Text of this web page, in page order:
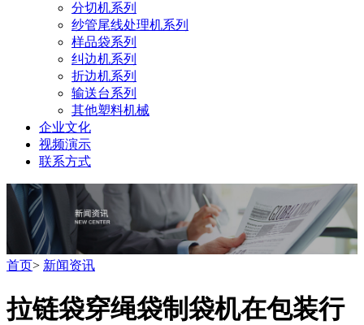
分切机系列
纱管尾线处理机系列
样品袋系列
纠边机系列
折边机系列
输送台系列
其他塑料机械
企业文化
视频演示
联系方式
首页> 新闻资讯
拉链袋穿绳袋制袋机在包装行